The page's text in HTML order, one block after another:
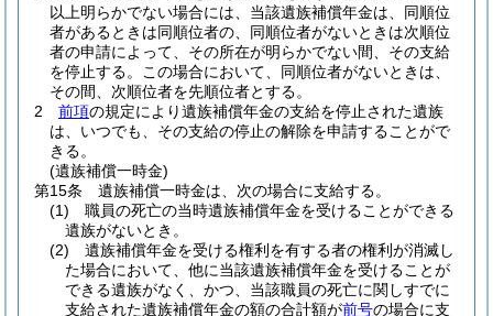
以上明らかでない場合には、当該遺族補償年金は、同順位
者があるときは同順位者の、同順位者がないときは次順位
者の申請によって、その所在が明らかでない間、その支給
を停止する。
この場合において、同順位者がないときは、
その間、次順位者を先順位者とする。
2
前項の規定により遺族補償年金の支給を停止された遺族
は、いつでも、その支給の停止の解除を申請することがで
きる。
(遺族補償一時金)
第15条
遺族補償一時金は、次の場合に支給する。
(1)
職員の死亡の当時遺族補償年金を受けることができる
遺族がないとき。
(2)
遺族補償年金を受ける権利を有する者の権利が消滅し
た場合において、他に当該遺族補償年金を受けることが
できる遺族がなく、かつ、当該職員の死亡に関しすでに
支給された遺族補償年金の額の合計額が前号の場合に支